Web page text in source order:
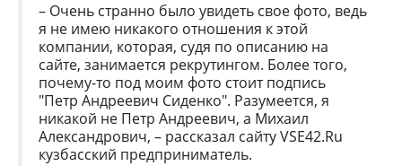
– Очень странно было увидеть свое фото, ведь
я не имею никакого отношения к этой
компании, которая, судя по описанию на
сайте, занимается рекрутингом. Более того,
почему-то под моим фото стоит подпись
"Петр Андреевич Сиденко". Разумеется, я
никакой не Петр Андреевич, а Михаил
Александрович, – рассказал сайту VSE42.Ru
кузбасский предприниматель.